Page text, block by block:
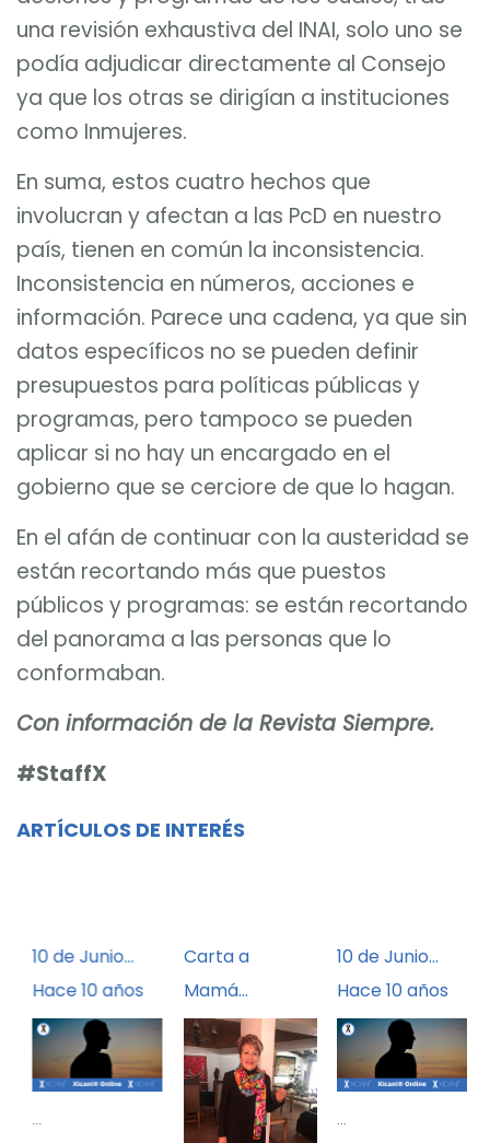
una revisión exhaustiva del INAI, solo uno se
podía adjudicar directamente al Consejo
ya que los otras se dirigían a instituciones
como Inmujeres.
En suma, estos cuatro hechos que
involucran y afectan a las PcD en nuestro
país, tienen en común la inconsistencia.
Inconsistencia en números, acciones e
información. Parece una cadena, ya que sin
datos específicos no se pueden definir
presupuestos para políticas públicas y
programas, pero tampoco se pueden
aplicar si no hay un encargado en el
gobierno que se cerciore de que lo hagan.
En el afán de continuar con la austeridad se
están recortando más que puestos
públicos y programas: se están recortando
del panorama a las personas que lo
conformaban.
Con información de la Revista Siempre.
#StaffX
ARTÍCULOS DE INTERÉS
10 de Junio…
Hace 10 años
...
Carta a
Mamá…
10 de Junio…
Hace 10 años
...